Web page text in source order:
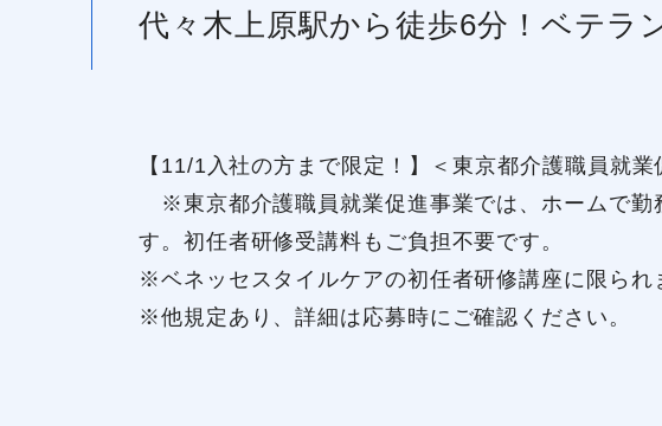
代々木上原駅から徒歩6分！ベテラ
【11/1入社の方まで限定！】＜東京都介護職員就業
※東京都介護職員就業促進事業では、ホームで勤
す。初任者研修受講料もご負担不要です。
※ベネッセスタイルケアの初任者研修講座に限られ
※他規定あり、詳細は応募時にご確認ください。